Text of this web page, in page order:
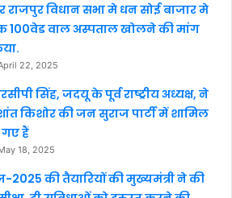
राजपुर विधान सभा मे धन सोई बाजार मे
100वेड वाल अस्पताल खोलने की मांग
22, 2025
सिंह, जदयू के पूर्व राष्ट्रीय अध्यक्ष, ने
किशोर की जन सुराज पार्टी में शामिल
गए हैं
18, 2025
2025 की तैयारियों की मुख्यमंत्री ने की